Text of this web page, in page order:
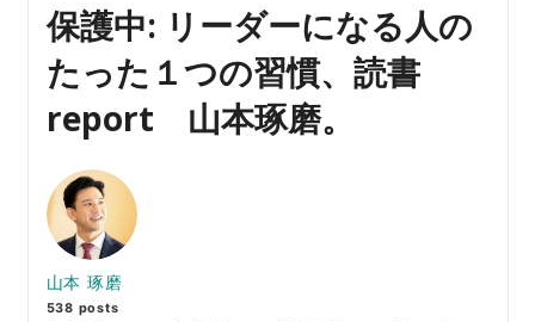
保護中: リーダーになる人の
たった１つの習慣、読書
report 山本琢磨。
山本 琢磨
538 posts